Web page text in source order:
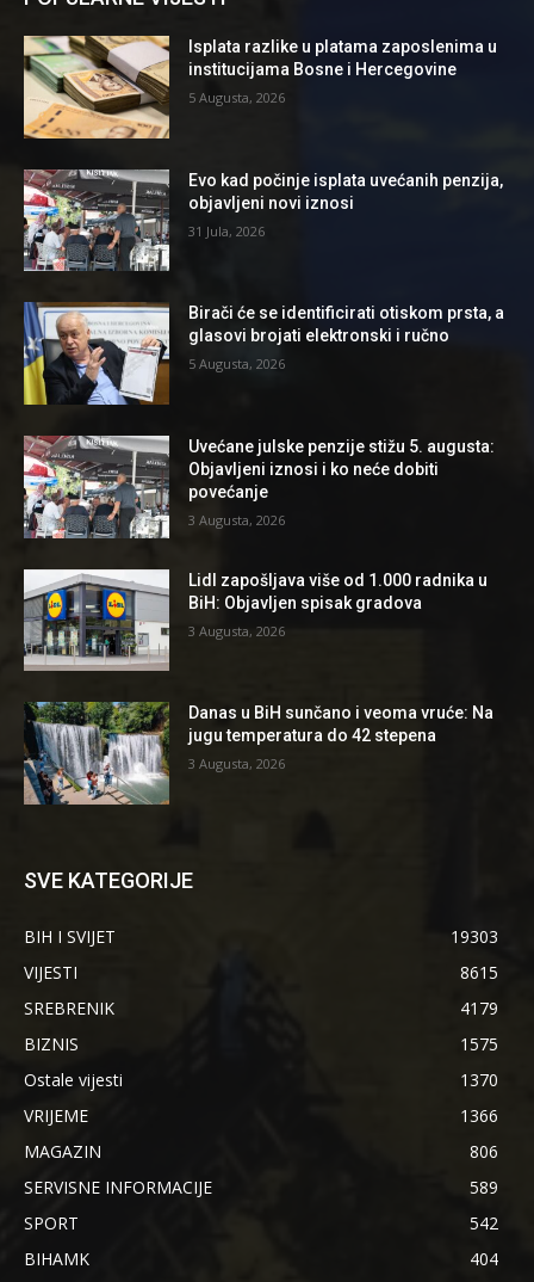
Isplata razlike u platama zaposlenima u
institucijama Bosne i Hercegovine
5 Augusta, 2026
Evo kad počinje isplata uvećanih penzija,
objavljeni novi iznosi
31 Jula, 2026
Birači će se identificirati otiskom prsta, a
glasovi brojati elektronski i ručno
5 Augusta, 2026
Uvećane julske penzije stižu 5. augusta:
Objavljeni iznosi i ko neće dobiti
povećanje
3 Augusta, 2026
Lidl zapošljava više od 1.000 radnika u
BiH: Objavljen spisak gradova
3 Augusta, 2026
Danas u BiH sunčano i veoma vruće: Na
jugu temperatura do 42 stepena
3 Augusta, 2026
SVE KATEGORIJE
BIH I SVIJET
19303
VIJESTI
8615
SREBRENIK
4179
BIZNIS
1575
Ostale vijesti
1370
VRIJEME
1366
MAGAZIN
806
SERVISNE INFORMACIJE
589
SPORT
542
BIHAMK
404